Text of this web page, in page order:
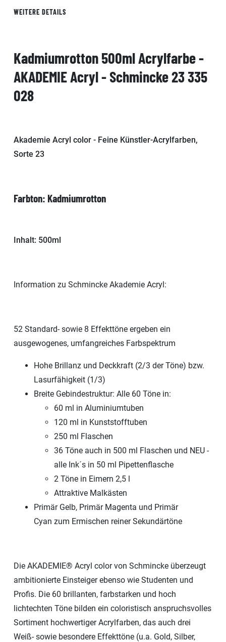
WEITERE DETAILS
Kadmiumrotton 500ml Acrylfarbe -
AKADEMIE Acryl - Schmincke 23 335
028
Akademie Acryl color - Feine Künstler-Acrylfarben,
Sorte 23
Farbton: Kadmiumrotton
Inhalt: 500ml
Information zu Schmincke Akademie Acryl:
52 Standard- sowie 8 Effekttöne ergeben ein
ausgewogenes, umfangreiches Farbspektrum
Hohe Brillanz und Deckkraft (2/3 der Töne) bzw.
Lasurfähigkeit (1/3)
Breite Gebindestruktur: Alle 60 Töne in:
60 ml in Aluminiumtuben
120 ml in Kunststofftuben
250 ml Flaschen
36 Töne auch in 500 ml Flaschen und NEU -
alle Ink´s in 50 ml Pipettenflasche
2 Töne in Eimern 2,5 l
Attraktive Malkästen
Primär Gelb, Primär Magenta und Primär
Cyan zum Ermischen reiner Sekundärtöne
Die AKADEMIE® Acryl color von Schmincke überzeugt
ambitionierte Einsteiger ebenso wie Studenten und
Profis. Die 60 brillanten, farbstarken und hoch
lichtechten Töne bilden ein coloristisch anspruchsvolles
Sortiment hochwertiger Acrylfarben, das auch drei
Weiß- sowie besondere Effekttöne (u.a. Gold, Silber,